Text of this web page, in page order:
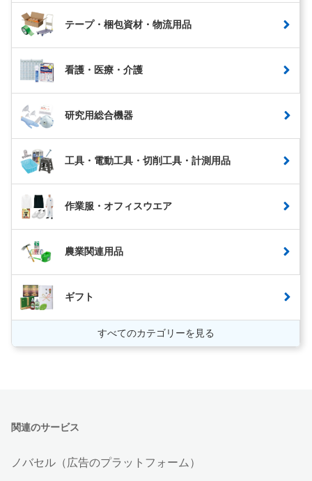
テープ・梱包資材・物流用品
看護・医療・介護
研究用総合機器
工具・電動工具・切削工具・計測用品
作業服・オフィスウエア
農業関連用品
ギフト
すべてのカテゴリーを見る
関連のサービス
ノバセル（広告のプラットフォーム）